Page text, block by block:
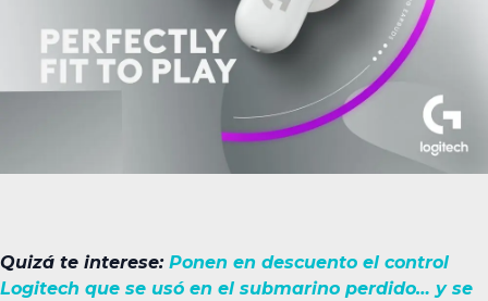
Quizá te interese: Ponen en descuento el control
Logitech que se usó en el submarino perdido… y se